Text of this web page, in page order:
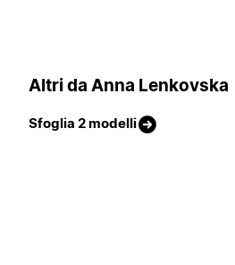
Altri da Anna Lenkovska
Sfoglia 2 modelli